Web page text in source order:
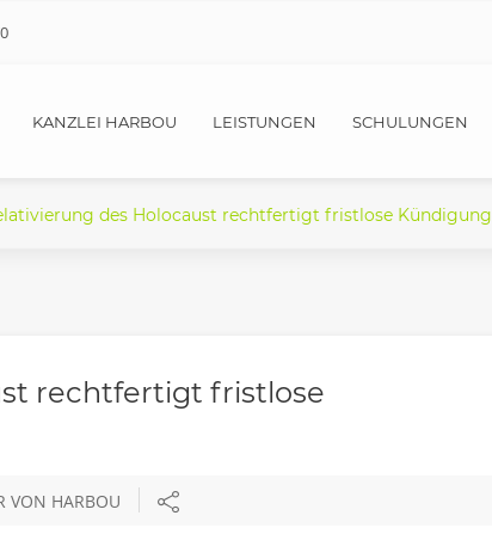
KANZLEI HARBOU LEISTUNGEN SCHULUNGEN
des Holocaust rechtfertigt fristlose Kündigung
rechtfertigt fristlose
VON HARBOU